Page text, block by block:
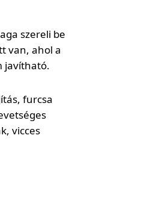
szereli be
van, ahol a
javítható.